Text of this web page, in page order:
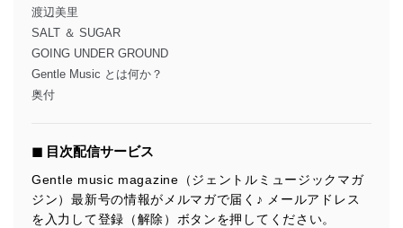
渡辺美里
SALT ＆ SUGAR
GOING UNDER GROUND
Gentle Music とは何か？
奥付
◼︎ 目次配信サービス
Gentle music magazine（ジェントルミュージックマガ
ジン）最新号の情報がメルマガで届く♪ メールアドレス
を入力して登録（解除）ボタンを押してください。